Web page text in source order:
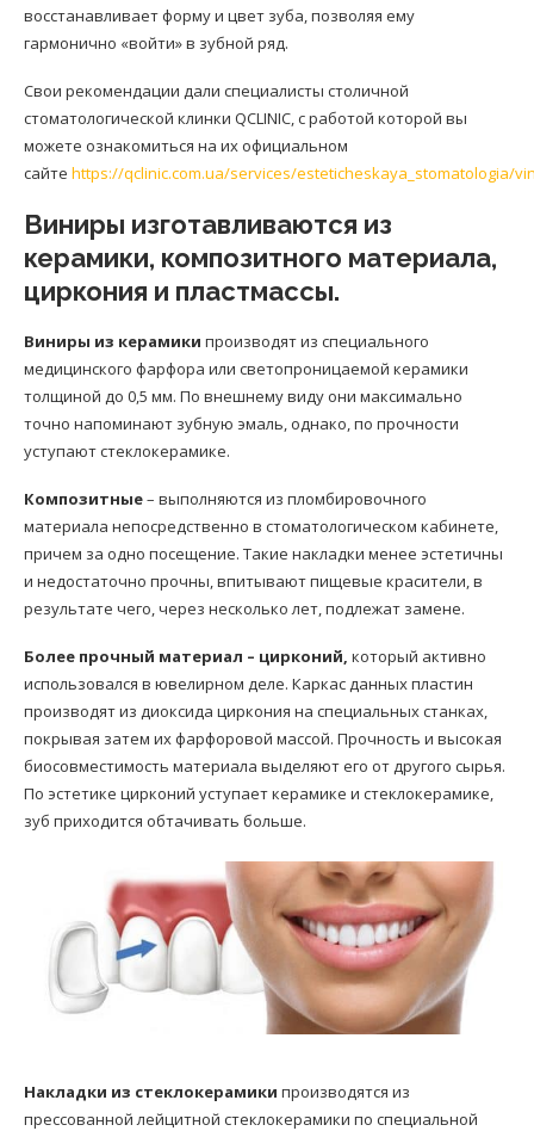
восстанавливает форму и цвет зуба, позволяя ему
гармонично «войти» в зубной ряд.
Свои рекомендации дали специалисты столичной
стоматологической клинки QCLINIC, с работой которой вы
можете ознакомиться на их официальном
сайте https://qclinic.com.ua/services/esteticheskaya_stomatologia/
Виниры изготавливаются из
керамики, композитного материала,
циркония и пластмассы.
Виниры из керамики производят из специального
медицинского фарфора или светопроницаемой керамики
толщиной до 0,5 мм. По внешнему виду они максимально
точно напоминают зубную эмаль, однако, по прочности
уступают стеклокерамике.
Композитные– выполняются из пломбировочного
материала непосредственно в стоматологическом кабинете,
причем за одно посещение. Такие накладки менее эстетичны
и недостаточно прочны, впитывают пищевые красители, в
результате чего, через несколько лет, подлежат замене.
Более прочный материал – цирконий, который активно
использовался в ювелирном деле. Каркас данных пластин
производят из диоксида циркония на специальных станках,
покрывая затем их фарфоровой массой. Прочность и высокая
биосовместимость материала выделяют его от другого сырья.
По эстетике цирконий уступает керамике и стеклокерамике,
зуб приходится обтачивать больше.
Накладки из стеклокерамики производятся из
прессованной лейцитной стеклокерамики по специальной